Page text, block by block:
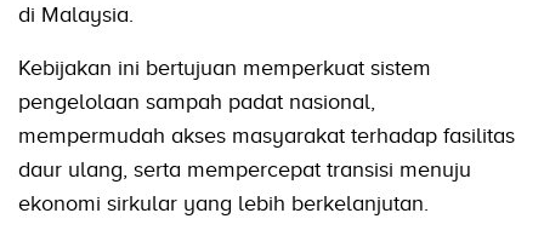
di Malaysia.
Kebijakan ini bertujuan memperkuat sistem
pengelolaan sampah padat nasional,
mempermudah akses masyarakat terhadap fasilitas
daur ulang, serta mempercepat transisi menuju
ekonomi sirkular yang lebih berkelanjutan.